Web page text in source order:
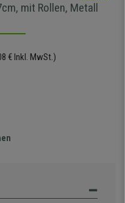
mit Rollen, Metall
€ Inkl. MwSt.)